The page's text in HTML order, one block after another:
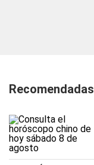
Recomendadas